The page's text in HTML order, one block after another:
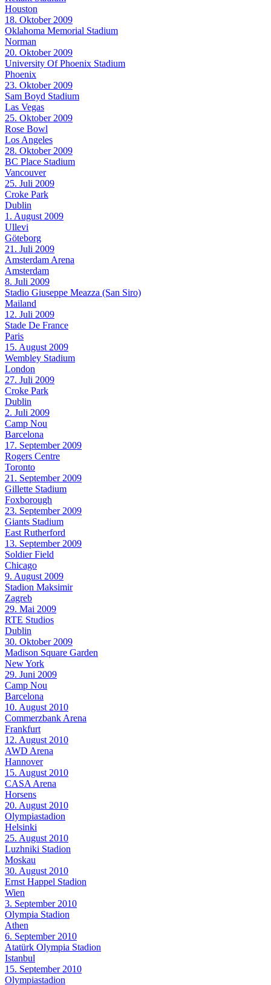
Houston
18. Oktober 2009
Oklahoma Memorial Stadium
Norman
20. Oktober 2009
University Of Phoenix Stadium
Phoenix
23. Oktober 2009
Sam Boyd Stadium
Las Vegas
25. Oktober 2009
Rose Bowl
Los Angeles
28. Oktober 2009
BC Place Stadium
Vancouver
25. Juli 2009
Croke Park
Dublin
1. August 2009
Ullevi
Göteborg
21. Juli 2009
Amsterdam Arena
Amsterdam
8. Juli 2009
Stadio Giuseppe Meazza (San Siro)
Mailand
12. Juli 2009
Stade De France
Paris
15. August 2009
Wembley Stadium
London
27. Juli 2009
Croke Park
Dublin
2. Juli 2009
Camp Nou
Barcelona
17. September 2009
Rogers Centre
Toronto
21. September 2009
Gillette Stadium
Foxborough
23. September 2009
Giants Stadium
East Rutherford
13. September 2009
Soldier Field
Chicago
9. August 2009
Stadion Maksimir
Zagreb
29. Mai 2009
RTE Studios
Dublin
30. Oktober 2009
Madison Square Garden
New York
29. Juni 2009
Camp Nou
Barcelona
10. August 2010
Commerzbank Arena
Frankfurt
12. August 2010
AWD Arena
Hannover
15. August 2010
CASA Arena
Horsens
20. August 2010
Olympiastadion
Helsinki
25. August 2010
Luzhniki Stadion
Moskau
30. August 2010
Ernst Happel Stadion
Wien
3. September 2010
Olympia Stadion
Athen
6. September 2010
Atatürk Olympia Stadion
Istanbul
15. September 2010
Olympiastadion